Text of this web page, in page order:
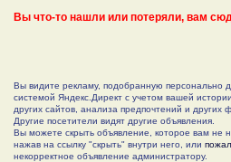
Вы что-то нашли или потеряли, вам
Вы видите рекламу, подобранную персонально
системой Яндекс.Директ с учетом вашей
других сайтов, анализа предпочтений и других
Другие посетители видят другие объявления.
Вы можете скрыть объявление, которое вам не
нажав на ссылку "скрыть" внутри него, или
некорректное объявление администратору.